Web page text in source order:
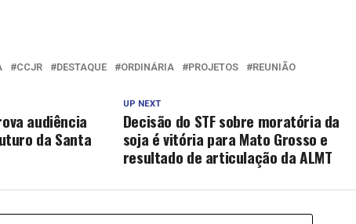
CCJR DESTAQUE ORDINÁRIA PROJETOS REUNIÃO
UP NEXT
Decisão do STF sobre moratória da
soja é vitória para Mato Grosso e
resultado de articulação da ALMT
audiência
da Santa